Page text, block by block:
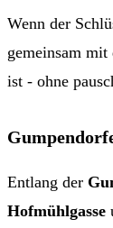
Wenn der
gemeinsam
ist - ohne
Entlang der
Hofmühlgasse